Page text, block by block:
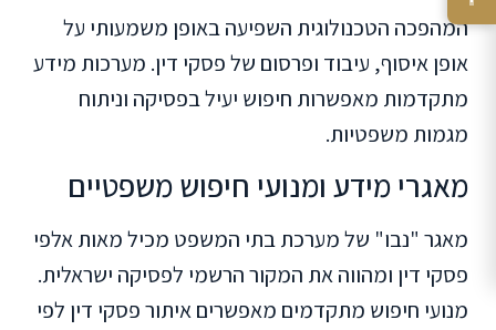
המהפכה הטכנולוגית השפיעה באופן משמעותי על
אופן איסוף, עיבוד ופרסום של פסקי דין. מערכות מידע
מתקדמות מאפשרות חיפוש יעיל בפסיקה וניתוח
מגמות משפטיות.
מאגרי מידע ומנועי חיפוש משפטיים
מאגר "נבו" של מערכת בתי המשפט מכיל מאות אלפי
פסקי דין ומהווה את המקור הרשמי לפסיקה ישראלית.
מנועי חיפוש מתקדמים מאפשרים איתור פסקי דין לפי